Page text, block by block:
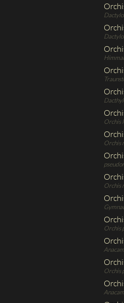
Orchis
Orchis
Orchis
Orchis
Orchis